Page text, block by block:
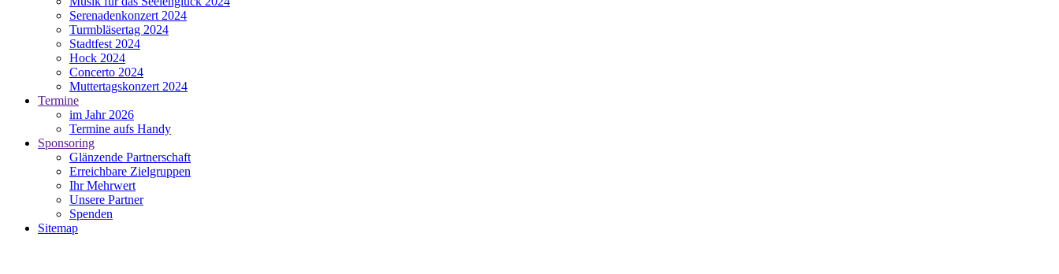
Serenadenkonzert 2024
Turmbläsertag 2024
Stadtfest 2024
Hock 2024
Concerto 2024
Muttertagskonzert 2024
Termine
im Jahr 2026
Termine aufs Handy
Sponsoring
Glänzende Partnerschaft
Erreichbare Zielgruppen
Ihr Mehrwert
Unsere Partner
Spenden
Sitemap